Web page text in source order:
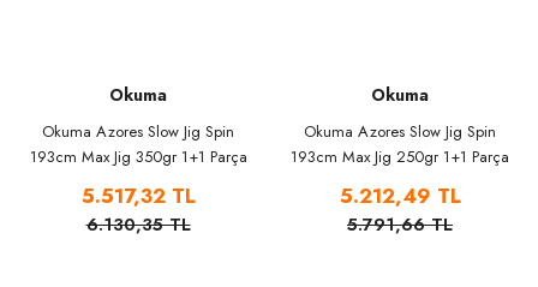
Okuma
Okuma Azores Slow Jig Spin
193cm Max Jig 350gr 1+1 Parça
5.517,32 TL
6.130,35 TL
Okuma
Okuma Azores Slow Jig Spin
193cm Max Jig 250gr 1+1 Parça
5.212,49 TL
5.791,66 TL